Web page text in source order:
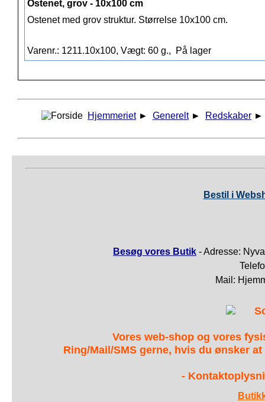
Ostenet, grov - 10x100 cm
Ostenet med grov struktur. Størrelse 10x100 cm.
Varenr.: 1211.10x100, Vægt: 60 g., På lager
Hjemmeriet ► Generelt ► Redskaber ►
Bestil i
Besøg vores Butik - Adresse:
Mail:
Vores web-shop og vores
Ring/Mail/SMS gerne, hvis du ønsker
-